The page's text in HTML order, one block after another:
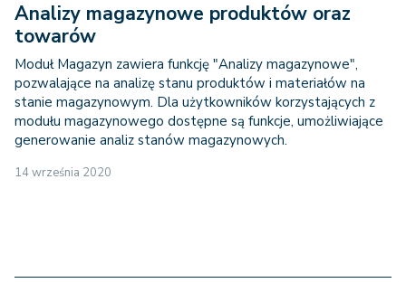
Analizy magazynowe produktów oraz
towarów
Moduł Magazyn zawiera funkcję "Analizy magazynowe",
pozwalające na analizę stanu produktów i materiałów na
stanie magazynowym. Dla użytkowników korzystających z
modułu magazynowego dostępne są funkcje, umożliwiające
generowanie analiz stanów magazynowych.
14 września 2020